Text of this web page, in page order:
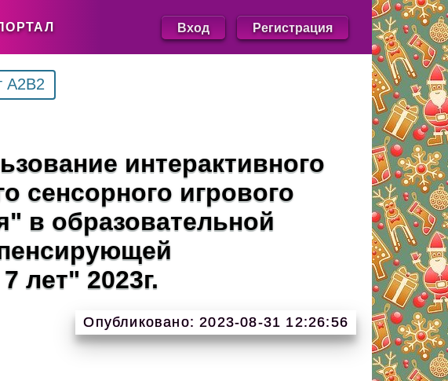
Вход Регистрация
A2B2
интерактивного
сенсорного игрового
в образовательной
лет" 2023г.
Опубликовано: 2023-08-31 12:26:56